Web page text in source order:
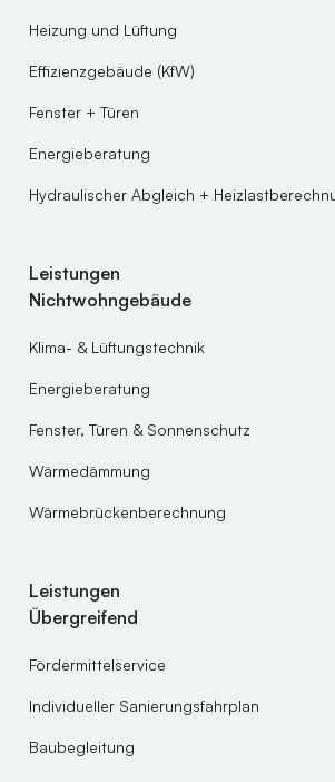
Heizung und Lüftung
Effizienzgebäude (KfW)
Fenster + Türen
Energieberatung
Hydraulischer Abgleich +
Leistungen
Nichtwohngebäude
Klima- & Lüftungstechnik
Energieberatung
Fenster, Türen & Sonnenschutz
Wärmedämmung
Wärmebrückenberechnung
Leistungen
Übergreifend
Fördermittelservice
Individueller Sanierungsfahrplan
Baubegleitung